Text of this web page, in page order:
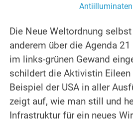
Die Neue Weltordnung
anderem über die Agenda
im links-grünen Gewand
schildert die Aktivistin Eileen
Beispiel der USA in aller
zeigt auf, wie man still und
Infrastruktur für ein neues